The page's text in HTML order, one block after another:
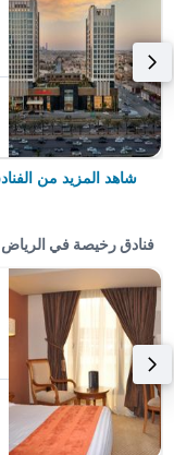
شاهد المزيد من
فنادق رخيصة في الرياض